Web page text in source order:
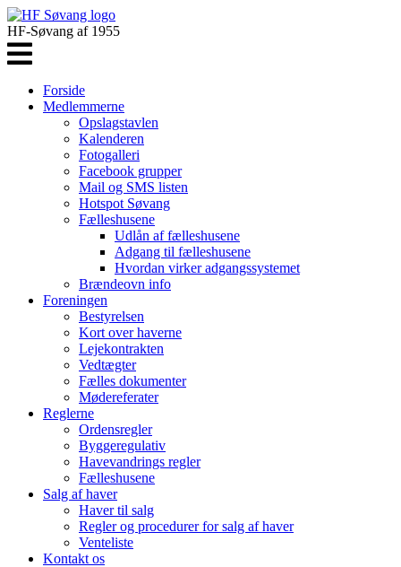
HF-Søvang af 1955
Forside
Medlemmerne
Opslagstavlen
Kalenderen
Fotogalleri
Facebook grupper
Mail og SMS listen
Hotspot Søvang
Fælleshusene
Udlån af fælleshusene
Adgang til fælleshusene
Hvordan virker adgangssystemet
Brændeovn info
Foreningen
Bestyrelsen
Kort over haverne
Lejekontrakten
Vedtægter
Fælles dokumenter
Mødereferater
Reglerne
Ordensregler
Byggeregulativ
Havevandrings regler
Fælleshusene
Salg af haver
Haver til salg
Regler og procedurer for salg af haver
Venteliste
Kontakt os